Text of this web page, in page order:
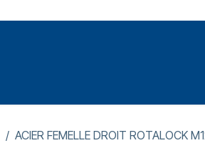
ACIER FEMELLE DROIT ROTALOCK